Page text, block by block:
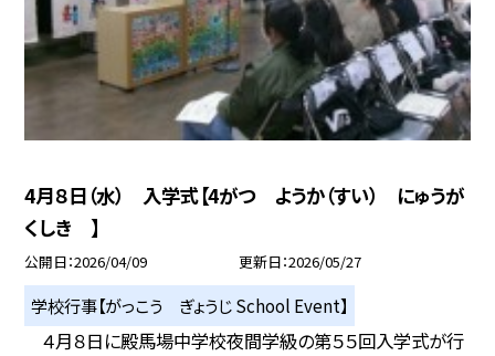
4月８日（水） 入学式【4がつ ようか（すい） にゅうが
くしき 】
公開日 2026/04/09 更新日 2026/05/27
学校行事【がっこう ぎょうじ School Event】
４月８日に殿馬場中学校夜間学級の第５５回入学式が行